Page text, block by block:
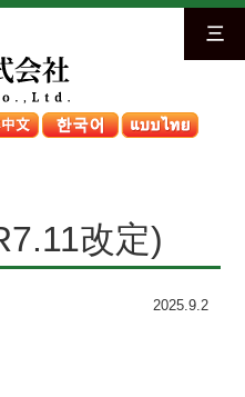
三
改定)
2025.9.2